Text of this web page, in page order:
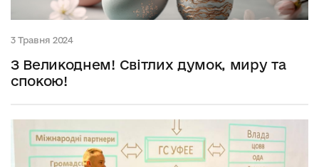
3 Травня 2024
З Великоднем! Світлих думок, миру та
спокою!